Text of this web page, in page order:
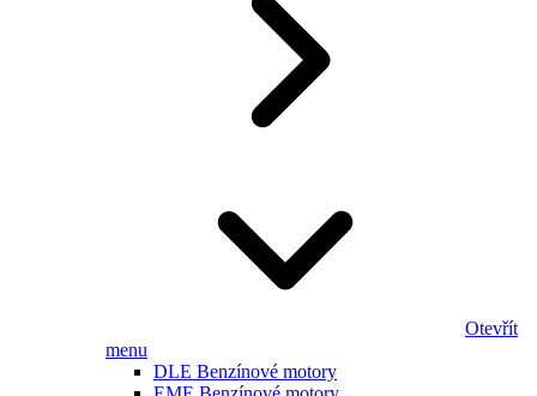
Otevřít
menu
DLE Benzínové motory